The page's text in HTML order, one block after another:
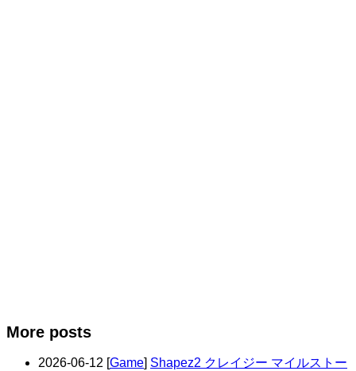
More posts
2026-06-12 [Game] Shapez2 クレイジー マイルストー